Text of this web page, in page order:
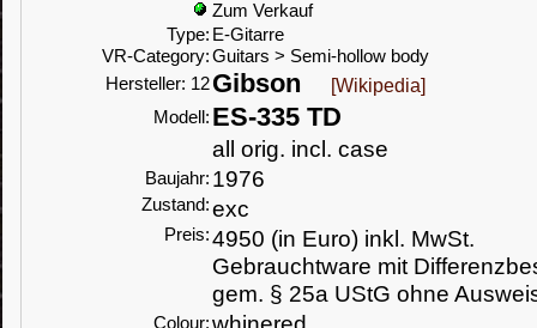
Zum Verkauf
Type: E-Gitarre
VR-Category:Guitars > Semi-hollow body
Hersteller: 12Gibson [Wikipedia]
Modell: ES-335 TD
all orig. incl. case
Baujahr: 1976
Zustand:exc
Preis:4950 (in Euro) inkl. MwSt.
Gebrauchtware mit
gem. § 25a UStG ohne
Colour: